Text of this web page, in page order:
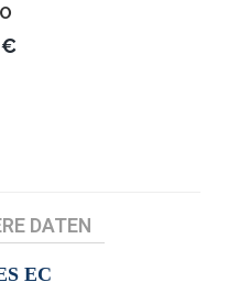
€
DATEN
EC